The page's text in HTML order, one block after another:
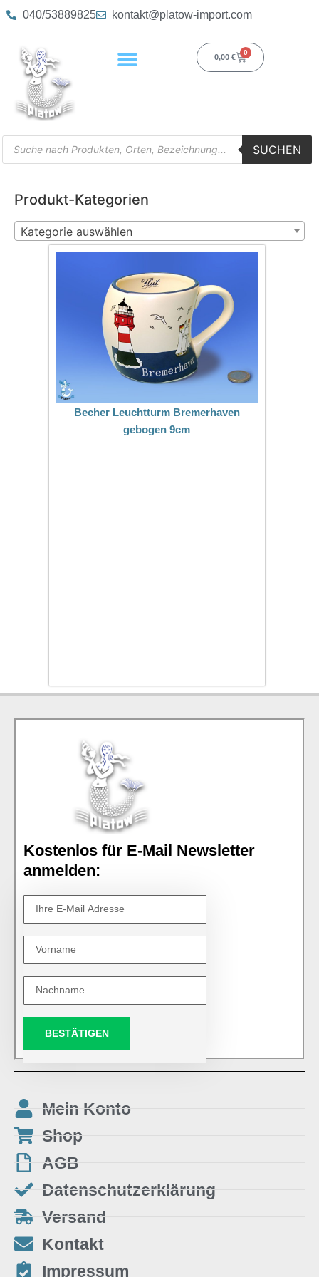
040/53889825 kontakt@platow-import.com
0,00 €
0
SUCHEN
Produkt-Kategorien
Kategorie auswählen
Becher Leuchtturm Bremerhaven
gebogen 9cm
Kostenlos für E-Mail Newsletter
anmelden:
BESTÄTIGEN
Mein Konto
Shop
AGB
Datenschutzerklärung
Versand
Kontakt
Impressum